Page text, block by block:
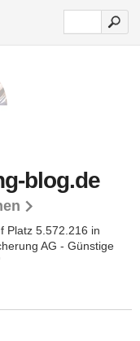
blog.de
Platz 5.572.216 in
AG - Günstige